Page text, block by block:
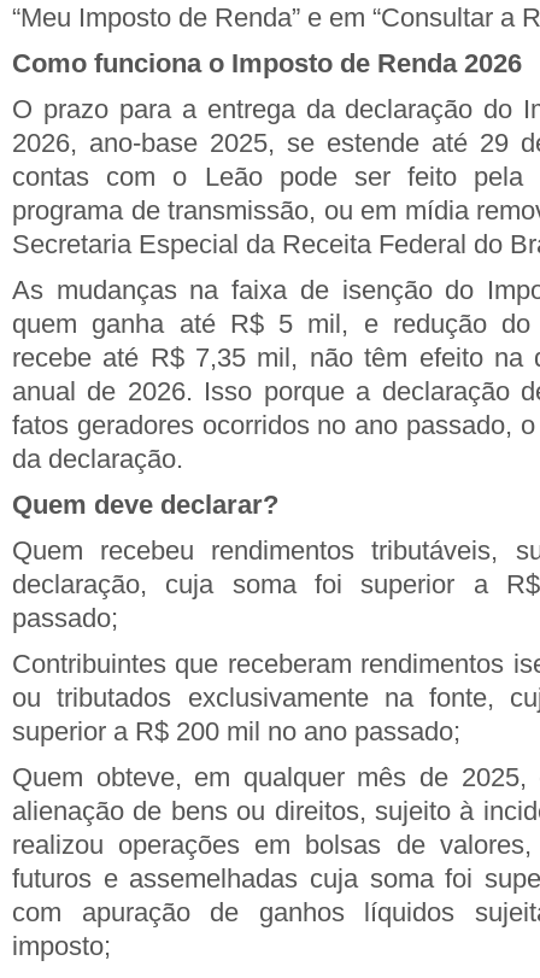
“Meu Imposto de Renda” e em “Consultar a
Como funciona o Imposto de Renda 2026
O prazo para a entrega da declaração do
2026, ano-base 2025, se estende até 29
contas com o Leão pode ser feito pela
programa de transmissão, ou em mídia
Secretaria Especial da Receita Federal do
As mudanças na faixa de isenção do
quem ganha até R$ 5 mil, e redução do
recebe até R$ 7,35 mil, não têm efeito na
anual de 2026. Isso porque a declaração
fatos geradores ocorridos no ano passado, o
da declaração.
Quem deve declarar?
Quem recebeu rendimentos tributáveis,
declaração, cuja soma foi superior a
passado;
Contribuintes que receberam rendimentos
ou tributados exclusivamente na fonte,
superior a R$ 200 mil no ano passado;
Quem obteve, em qualquer mês de
alienação de bens ou direitos, sujeito à
realizou operações em bolsas de
futuros e assemelhadas cuja soma foi
com apuração de ganhos líquidos
imposto;